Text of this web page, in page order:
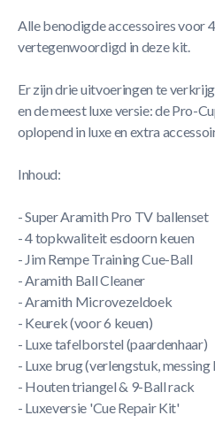
Alle benodigde accessoires voor
vertegenwoordigd in deze kit.
Er zijn drie uitvoeringen te
en de meest luxe versie: de Pro-
oplopend in luxe en extra
Inhoud:
- Super Aramith Pro TV ballenset
- 4 topkwaliteit esdoorn keuen
- Jim Rempe Training Cue-Ball
- Aramith Ball Cleaner
- Aramith Microvezeldoek
- Keurek (voor 6 keuen)
- Luxe tafelborstel (paardenhaar)
- Luxe brug (verlengstuk, messing
- Houten triangel & 9-Ball rack
- Luxeversie 'Cue Repair Kit'